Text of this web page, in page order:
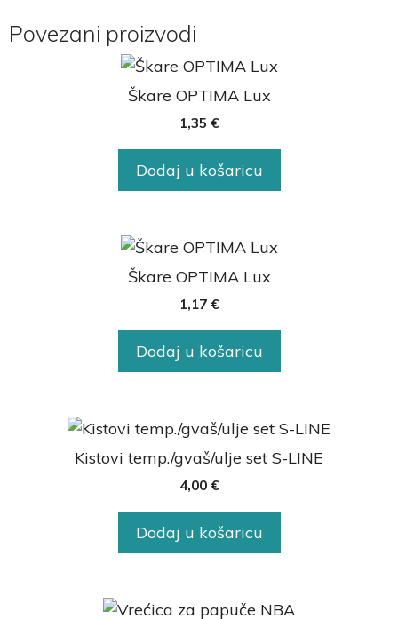
Povezani proizvodi
Škare OPTIMA Lux
1,35 €
Dodaj u košaricu
Škare OPTIMA Lux
1,17 €
Dodaj u košaricu
Kistovi temp./gvaš/ulje set S-LINE
4,00 €
Dodaj u košaricu